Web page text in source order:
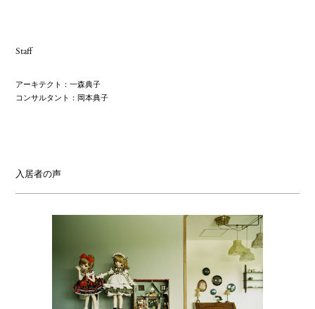
Staff
アーキテクト：一森典子
コンサルタント： 岡本典子
入居者の声